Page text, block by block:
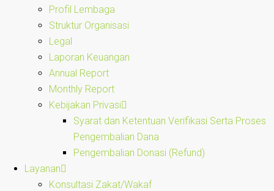
Profil Lembaga
Struktur Organisasi
Legal
Laporan Keuangan
Annual Report
Monthly Report
Kebijakan Privasi
Syarat dan Ketentuan Verifikasi Serta Proses
Pengembalian Dana
Pengembalian Donasi (Refund)
Layanan
Konsultasi Zakat/Wakaf